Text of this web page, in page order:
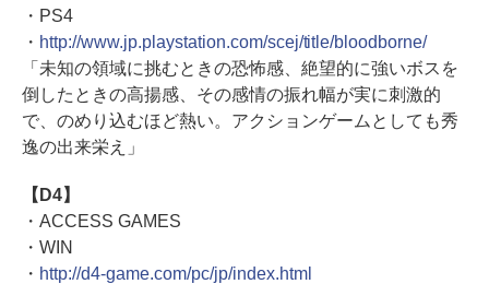
・PS4
・ http://www.jp.playstation.com/scej/title/bloodborne/
「未知の領域に挑むときの恐怖感、絶望的に強いボスを
倒したときの高揚感、その感情の振れ幅が実に刺激的
で、のめり込むほど熱い。アクションゲームとしても秀
逸の出来栄え」
【D4】
・ACCESS GAMES
・WIN
・ http://d4-game.com/pc/jp/index.html